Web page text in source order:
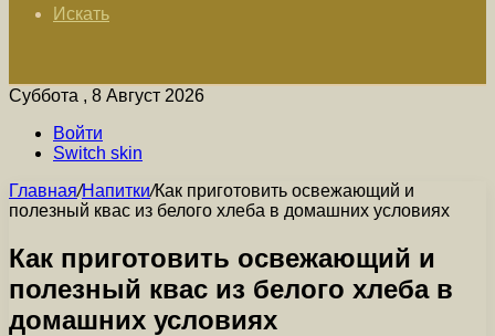
Искать
Суббота , 8 Август 2026
Войти
Switch skin
Главная/Напитки/Как приготовить освежающий и
полезный квас из белого хлеба в домашних условиях
Как приготовить освежающий и
полезный квас из белого хлеба в
домашних условиях